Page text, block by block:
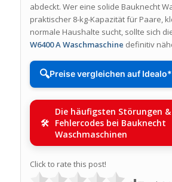
abdeckt. Wer eine solide Bauknecht
praktischer 8-kg-Kapazität für Paare,
normale Haushalte sucht, sollte sich
W6400 A Waschmaschine definitiv
🔍Preise vergleichen auf Idealo*
Die häufigsten Störungen &
Fehlercodes bei Bauknecht
Waschmaschinen
Click to rate this post!